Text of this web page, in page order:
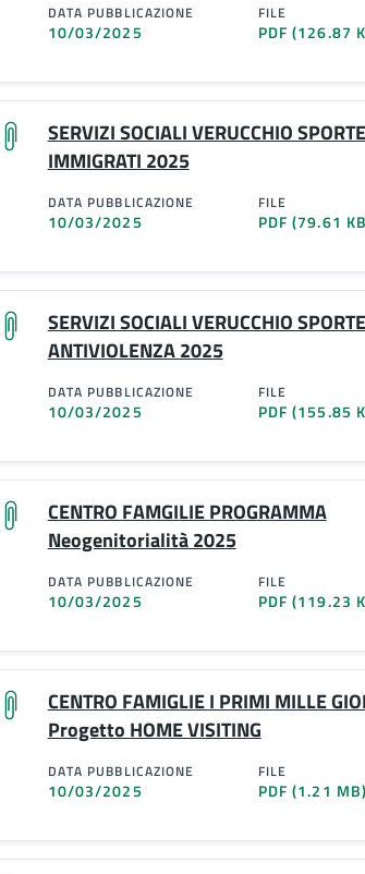
DATA PUBBLICAZIONE
10/03/2025
FILE
PDF(126.87
SERVIZI SOCIALI VERUCCHIO
IMMIGRATI 2025
DATA PUBBLICAZIONE
10/03/2025
FILE
PDF(79.61
SERVIZI SOCIALI VERUCCHIO
ANTIVIOLENZA 2025
DATA PUBBLICAZIONE
10/03/2025
FILE
PDF(155.85
CENTRO FAMGILIE PROGRAMMA
Neogenitorialità 2025
DATA PUBBLICAZIONE
10/03/2025
FILE
PDF(119.23
CENTRO FAMIGLIE I PRIMI MILLE
Progetto HOME VISITING
DATA PUBBLICAZIONE
10/03/2025
FILE
PDF(1.21 MB)